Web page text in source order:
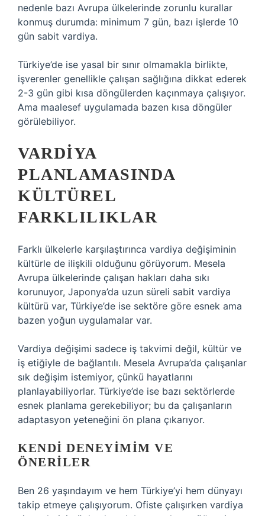
nedenle bazı Avrupa ülkelerinde zorunlu kurallar
konmuş durumda: minimum 7 gün, bazı işlerde 10
gün sabit vardiya.
Türkiye’de ise yasal bir sınır olmamakla birlikte,
işverenler genellikle çalışan sağlığına dikkat ederek
2-3 gün gibi kısa döngülerden kaçınmaya çalışıyor.
Ama maalesef uygulamada bazen kısa döngüler
görülebiliyor.
VARDIYA
PLANLAMASINDA
KÜLTÜREL
FARKLILIKLAR
Farklı ülkelerle karşılaştırınca vardiya değişiminin
kültürle de ilişkili olduğunu görüyorum. Mesela
Avrupa ülkelerinde çalışan hakları daha sıkı
korunuyor, Japonya’da uzun süreli sabit vardiya
kültürü var, Türkiye’de ise sektöre göre esnek ama
bazen yoğun uygulamalar var.
Vardiya değişimi sadece iş takvimi değil, kültür ve
iş etiğiyle de bağlantılı. Mesela Avrupa’da çalışanlar
sık değişim istemiyor, çünkü hayatlarını
planlayabiliyorlar. Türkiye’de ise bazı sektörlerde
esnek planlama gerekebiliyor; bu da çalışanların
adaptasyon yeteneğini ön plana çıkarıyor.
KENDI DENEYIMIM VE
ÖNERILER
Ben 26 yaşındayım ve hem Türkiye’yi hem dünyayı
takip etmeye çalışıyorum. Ofiste çalışırken vardiya